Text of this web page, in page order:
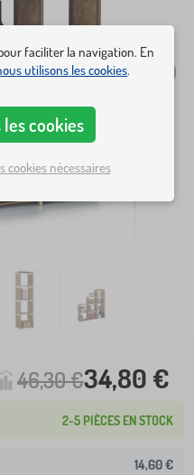
46,30 €34,80 €
2-5 PIÈCES EN STOCK
14,60 €
faciliter la navigation. En
utilisons les cookies.
cookies
cookies nécessaires